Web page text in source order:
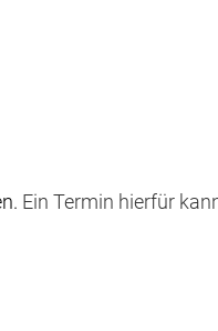
Ein Termin hierfür